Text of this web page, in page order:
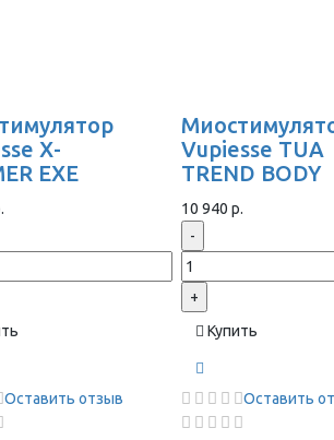
X-
EXE
Оставить отзыв
Vupiesse TUA
TREND BODY
10 940 р.
-
+
Купить
Оставить